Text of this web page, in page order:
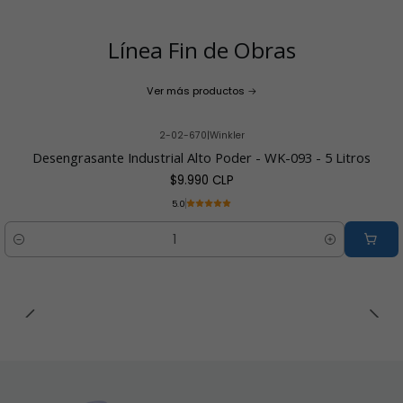
Línea Fin de Obras
Ver más productos
2-02-670|Winkler
Desengrasante Industrial Alto Poder - WK-093 - 5 Litros
$9.990 CLP
5.0
Cantidad